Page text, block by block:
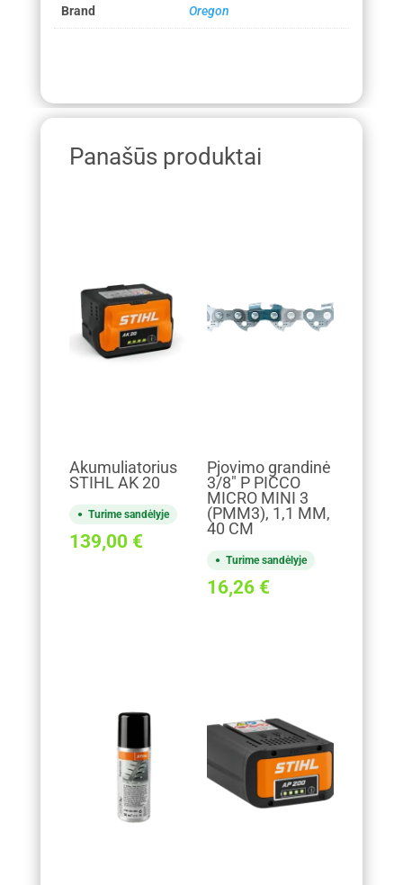
Brand Oregon
Panašūs produktai
Akumuliatorius
STIHL AK 20
Turime sandėlyje
139,00 €
Pjovimo grandinė
3/8" P PICCO
MICRO MINI 3
(PMM3), 1,1 MM,
40 CM
Turime sandėlyje
16,26 €